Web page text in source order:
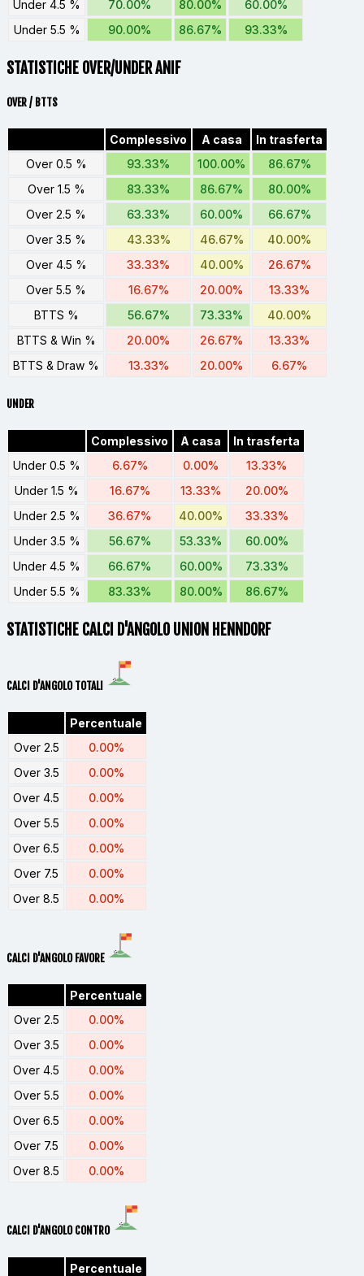
Under 4.5 %
70.00% 80.00%
60.00%
Under 5.5 %
90.00% 86.67% 93.33%
STATISTICHE OVER/UNDER ANIF
OVER / BTTS
Complessivo A casa
In trasferta
Over 0.5 %
93.33% 100.00%
86.67%
Over 1.5 %
83.33% 86.67%
80.00%
Over 2.5 %
63.33% 60.00%
66.67%
Over 3.5 %
43.33% 46.67%
40.00%
Over 4.5 %
33.33% 40.00%
26.67%
Over 5.5 %
16.67% 20.00%
13.33%
BTTS %
56.67% 73.33%
40.00%
BTTS & Win %
20.00% 26.67%
13.33%
BTTS & Draw %
13.33% 20.00% 6.67%
UNDER
Complessivo A casa
In trasferta
Under 0.5 %
6.67% 0.00%
13.33%
Under 1.5 %
16.67% 13.33%
20.00%
Under 2.5 %
36.67% 40.00%
33.33%
Under 3.5 %
56.67% 53.33%
60.00%
Under 4.5 %
66.67% 60.00%
73.33%
Under 5.5 %
83.33% 80.00% 86.67%
STATISTICHE CALCI D'ANGOLO UNION HENNDORF
CALCI D'ANGOLO TOTALI
Percentuale
Over 2.5
0.00%
Over 3.5
0.00%
Over 4.5
0.00%
Over 5.5
0.00%
Over 6.5
0.00%
Over 7.5
0.00%
Over 8.5
0.00%
CALCI D'ANGOLO FAVORE
Percentuale
Over 2.5
0.00%
Over 3.5
0.00%
Over 4.5
0.00%
Over 5.5
0.00%
Over 6.5
0.00%
Over 7.5
0.00%
Over 8.5
0.00%
CALCI D'ANGOLO CONTRO
Percentuale